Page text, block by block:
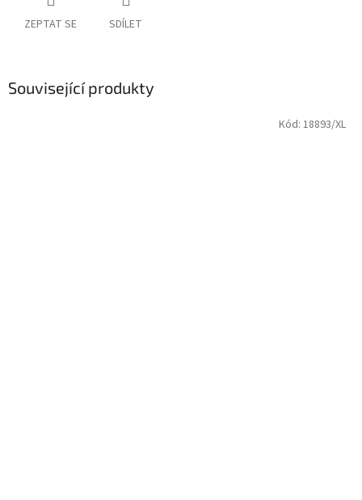
ZEPTAT SE SDÍLET
Související produkty
Kód: 18893/XL